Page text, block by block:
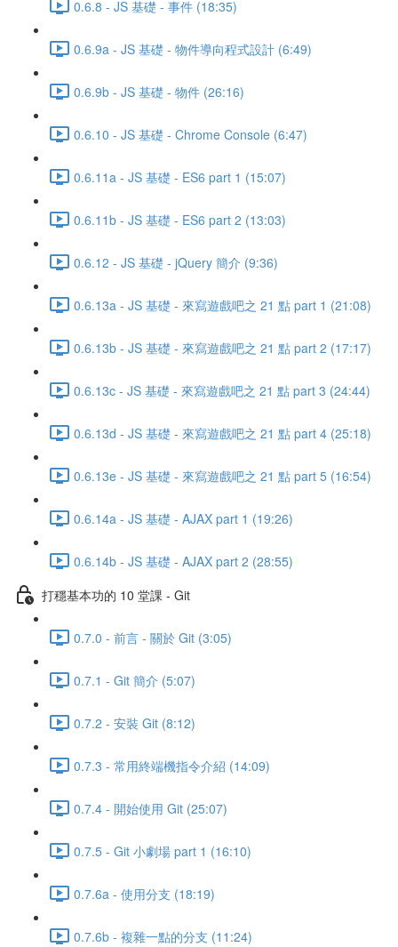
0.6.8 - JS 基礎 - 事件 (18:35)
0.6.9a - JS 基礎 - 物件導向程式設計 (6:49)
0.6.9b - JS 基礎 - 物件 (26:16)
0.6.10 - JS 基礎 - Chrome Console (6:47)
0.6.11a - JS 基礎 - ES6 part 1 (15:07)
0.6.11b - JS 基礎 - ES6 part 2 (13:03)
0.6.12 - JS 基礎 - jQuery 簡介 (9:36)
0.6.13a - JS 基礎 - 來寫遊戲吧之 21 點 part 1 (21:08)
0.6.13b - JS 基礎 - 來寫遊戲吧之 21 點 part 2 (17:17)
0.6.13c - JS 基礎 - 來寫遊戲吧之 21 點 part 3 (24:44)
0.6.13d - JS 基礎 - 來寫遊戲吧之 21 點 part 4 (25:18)
0.6.13e - JS 基礎 - 來寫遊戲吧之 21 點 part 5 (16:54)
0.6.14a - JS 基礎 - AJAX part 1 (19:26)
0.6.14b - JS 基礎 - AJAX part 2 (28:55)
打穩基本功的 10 堂課 - Git
0.7.0 - 前言 - 關於 Git (3:05)
0.7.1 - Git 簡介 (5:07)
0.7.2 - 安裝 Git (8:12)
0.7.3 - 常用終端機指令介紹 (14:09)
0.7.4 - 開始使用 Git (25:07)
0.7.5 - Git 小劇場 part 1 (16:10)
0.7.6a - 使用分支 (18:19)
0.7.6b - 複雜一點的分支 (11:24)